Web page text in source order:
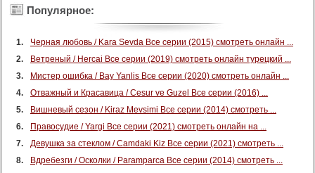
Популярное:
Черная любовь / Kara Sevda Все серии (2015) смотреть онлайн ...
Ветреный / Hercai Все серии (2019) смотреть онлайн турецкий ...
Мистер ошибка / Bay Yanlis Все серии (2020) смотреть онлайн ...
Отважный и Красавица / Cesur ve Guzel Все серии (2016) ...
Вишневый сезон / Kiraz Mevsimi Все серии (2014) смотреть ...
Правосудие / Yargi Все серии (2021) смотреть онлайн на ...
Девушка за стеклом / Camdaki Kiz Все серии (2021) смотреть ...
Вдребезги / Осколки / Paramparca Все серии (2014) смотреть ...